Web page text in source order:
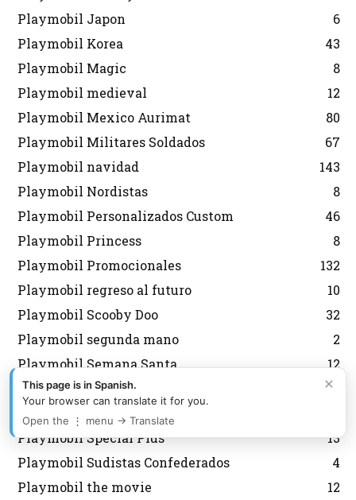
Playmobil Japon
6
Playmobil Korea
43
Playmobil Magic
8
Playmobil medieval
12
Playmobil Mexico Aurimat
80
Playmobil Militares Soldados
67
Playmobil navidad
143
Playmobil Nordistas
8
Playmobil Personalizados Custom
46
Playmobil Princess
8
Playmobil Promocionales
132
Playmobil regreso al futuro
10
Playmobil Scooby Doo
32
Playmobil segunda mano
2
Playmobil Semana Santa
12
Playmobil Sky Trails
Playmobil Special
Playmobil Special Plus
13
Playmobil Sudistas Confederados
4
Playmobil the movie
12
×
This page is in Spanish.
Your browser can translate it for you.
Open the ⋮ menu → Translate